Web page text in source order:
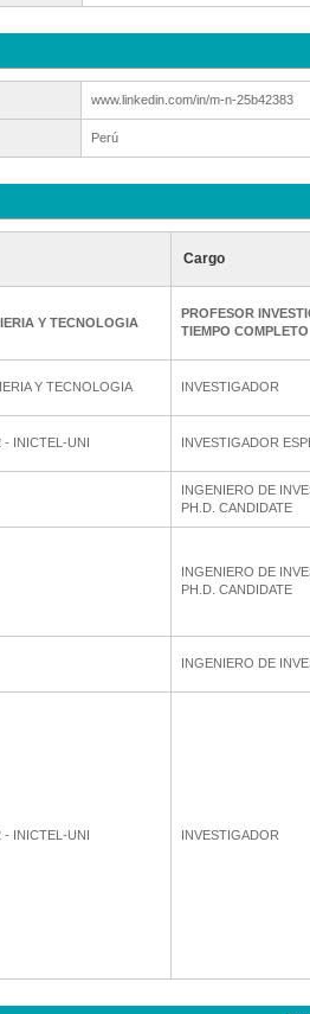
www.linkedin.com/in/m-n-25b42383
Perú
Cargo
Y TECNOLOGIA
PROFESOR
TIEMPO COMPLETO
Y TECNOLOGIA INVESTIGADOR
- INICTEL-UNI INVESTIGADOR
INGENIERO DE
PH.D. CANDIDATE
INGENIERO DE
PH.D. CANDIDATE
INGENIERO DE
- INICTEL-UNI INVESTIGADOR